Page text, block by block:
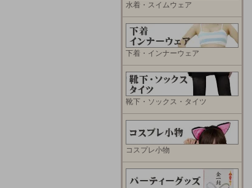
水着・スイムウェア
下着・インナーウェア
靴下・ソックス・タイツ
コスプレ小物